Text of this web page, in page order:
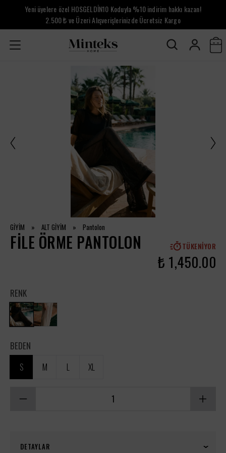
Yeni üyelere özel HOSGELDİN10 Koduyla %10 indirim hakkı kazan!
2.500 ₺ ve Üzeri Alışverişlerinizde Ücretsiz Kargo
GİYİM » ALT GİYİM » Pantolon
FILE ÖRME PANTOLON TÜKENIYOR
₺ 1,450.00
RENK
BEDEN
S M L XL
DETAYLAR